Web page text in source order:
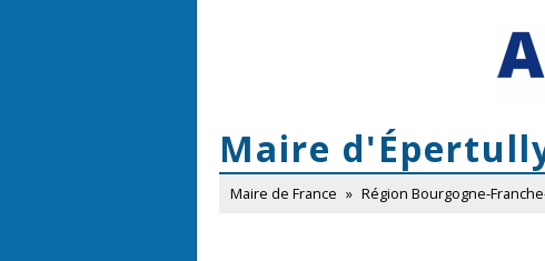
Maire
Maire de France » Région Bourgogne-